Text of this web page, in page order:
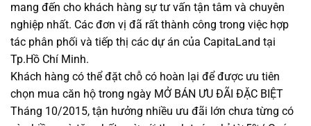
mang đến cho khách hàng sự tư vấn tận tâm và chuyên
nghiệp nhất. Các đơn vị đã rất thành công trong việc hợp
tác phân phối và tiếp thị các dự án của CapitaLand tại
Tp.Hồ Chí Minh.
Khách hàng có thể đặt chỗ có hoàn lại để được ưu tiên
chọn mua căn hộ trong ngày MỞ BÁN ƯU ĐÃI ĐẶC BIỆT
Tháng 10/2015, tận hưởng nhiều ưu đãi lớn chưa từng có